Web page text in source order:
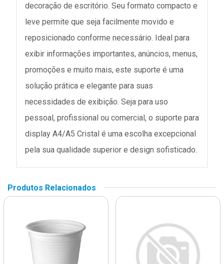
decoração de escritório. Seu formato compacto e
leve permite que seja facilmente movido e
reposicionado conforme necessário. Ideal para
exibir informações importantes, anúncios, menus,
promoções e muito mais, este suporte é uma
solução prática e elegante para suas
necessidades de exibição. Seja para uso
pessoal, profissional ou comercial, o suporte para
display A4/A5 Cristal é uma escolha excepcional
pela sua qualidade superior e design sofisticado.
Produtos Relacionados